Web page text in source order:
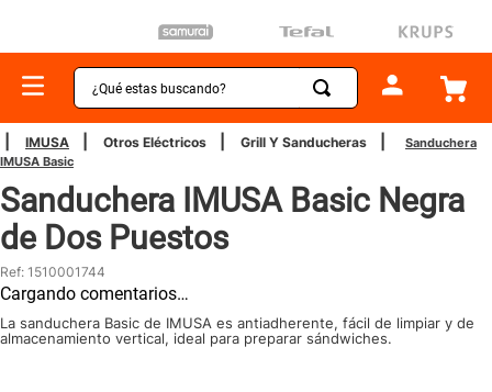
¿Qué estas buscando?
IMUSA Otros Eléctricos Grill Y Sanducheras
Sanduchera
IMUSA Basic
Sanduchera IMUSA Basic Negra
de Dos Puestos
Ref: 1510001744
Cargando comentarios…
La sanduchera Basic de IMUSA es antiadherente, fácil de limpiar y de
almacenamiento vertical, ideal para preparar sándwiches.
TÉRMINOS MÁS BUSCADOS
2.
bateria
3.
olla presion
5 .
aspiradora